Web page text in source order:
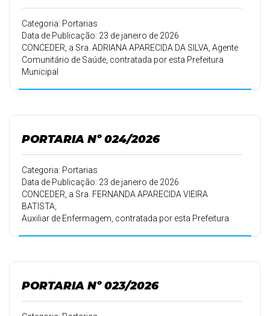
Categoria: Portarias
Data de Publicação: 23 de janeiro de 2026
CONCEDER, a Sra. ADRIANA APARECIDA DA SILVA, Agente
Comunitário de Saúde, contratada por esta Prefeitura
Municipal
PORTARIA Nº 024/2026
Categoria: Portarias
Data de Publicação: 23 de janeiro de 2026
CONCEDER, a Sra. FERNANDA APARECIDA VIEIRA
BATISTA,
Auxiliar de Enfermagem, contratada por esta Prefeitura
15/09/2024, e 15 (quinze) dias pelo período de trabalho de
16/09/2024 a
PORTARIA Nº 023/2026